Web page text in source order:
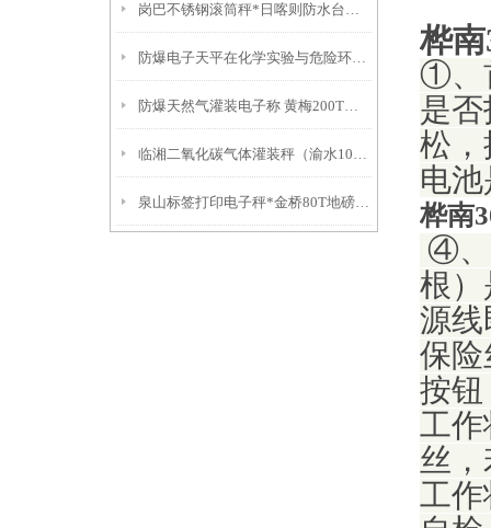
岗巴不锈钢滚筒秤*日喀则防水台秤*拉萨不锈钢称*城关1吨吊秤
防爆电子天平在化学实验与危险环境中的应用与优势
防爆天然气灌装电子称 黄梅200T吊秤 枣阳50T汽车衡故障维修
临湘二氧化碳气体灌装秤（渝水10T吊秤）永丰电子秤
泉山标签打印电子秤*金桥80T地磅*嘉定行车秤*九亭防爆桌称
桦
①、
是
松
电
桦南
④、
根）
源
保险
按钮
工
丝
工作